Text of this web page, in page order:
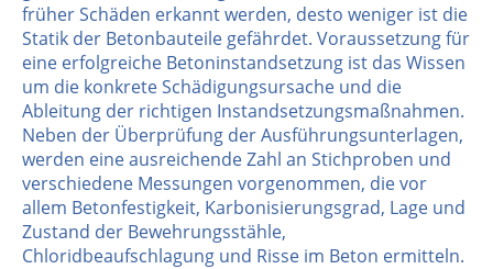
früher Schäden erkannt werden, desto weniger ist die
Statik der Betonbauteile gefährdet. Voraussetzung für
eine erfolgreiche Betoninstandsetzung ist das Wissen
um die konkrete Schädigungsursache und die
Ableitung der richtigen Instandsetzungsmaßnahmen.
Neben der Überprüfung der Ausführungsunterlagen,
werden eine ausreichende Zahl an Stichproben und
verschiedene Messungen vorgenommen, die vor
allem Betonfestigkeit, Karbonisierungsgrad, Lage und
Zustand der Bewehrungsstähle,
Chloridbeaufschlagung und Risse im Beton ermitteln.